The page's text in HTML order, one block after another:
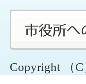
Copyright （